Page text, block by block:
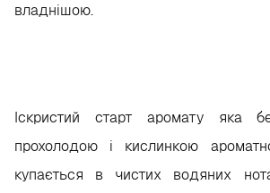
владнішою.
Іскристий старт аромату яка
прохолодою і кислинкою
купається в чистих водяних